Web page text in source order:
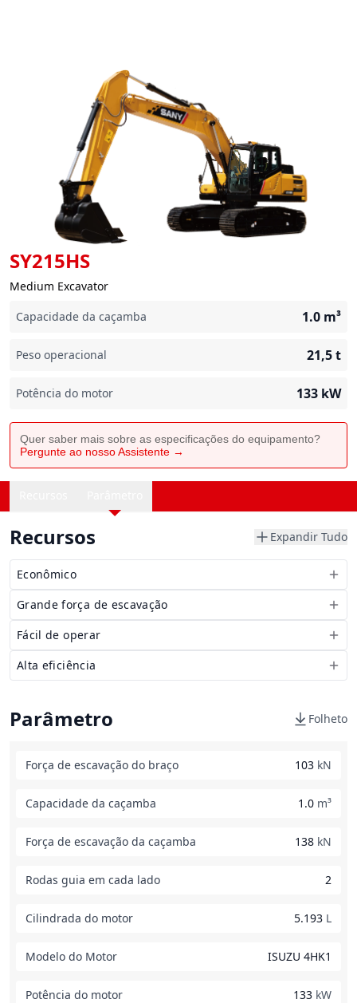
SY215HS
Medium Excavator
Capacidade da caçamba
1.0 m³
Peso operacional 21,5t
Potência do motor 133 kW
Quer saber mais sobre as especificações do equipamento?
Pergunte ao nosso Assistente →
Recursos Expandir Tudo
Econômico
Grande força de escavação
Fácil de operar
Alta eficiência
Parâmetro Folheto
Força de escavação do braço 103 kN
Capacidade da caçamba 1.0 m³
Força de escavação da caçamba 138 kN
Rodas guia em cada lado 2
Cilindrada do motor 5.193 L
Modelo do Motor ISUZU 4HK1
Potência do motor 133 kW